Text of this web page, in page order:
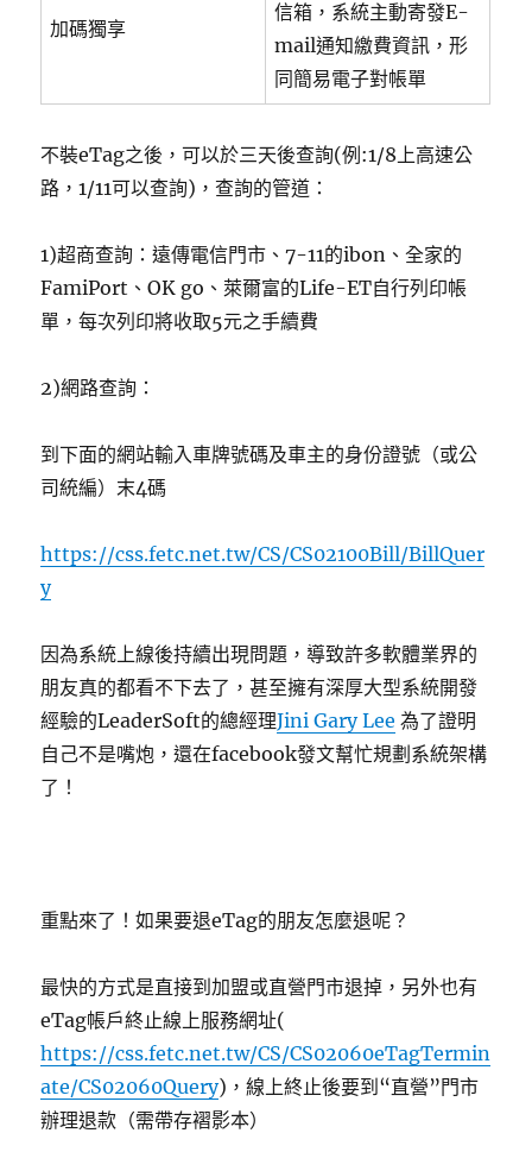
加碼獨享
信箱，系統主動寄發E-
mail通知繳費資訊，形
同簡易電子對帳單
不裝eTag之後，可以於三天後查詢(例:1/8上高速公
路，1/11可以查詢)，查詢的管道：
1)超商查詢：遠傳電信門市、7-11的ibon、全家的
FamiPort、OK go、萊爾富的Life-ET自行列印帳
單，每次列印將收取5元之手續費
2)網路查詢：
到下面的網站輸入車牌號碼及車主的身份證號（或公
司統編）末4碼
https://css.fetc.net.tw/CS/CS02100Bill/BillQuer
y
因為系統上線後持續出現問題，導致許多軟體業界的
朋友真的都看不下去了，甚至擁有深厚大型系統開發
經驗的LeaderSoft的總經理Jini Gary Lee 為了證明
自己不是嘴炮，還在facebook發文幫忙規劃系統架構
了！
重點來了！如果要退eTag的朋友怎麼退呢？
最快的方式是直接到加盟或直營門市退掉，另外也有
eTag帳戶終止線上服務網址(
https://css.fetc.net.tw/CS/CS02060eTagTermin
ate/CS02060Query)，線上終止後要到“直營”門市
辦理退款（需帶存褶影本）